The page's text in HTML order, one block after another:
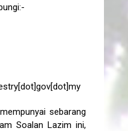
sebarang
Soalan Lazim ini,